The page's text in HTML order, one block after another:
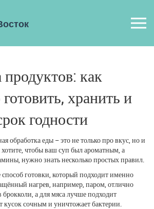
как
хранить и
годности
обработка еды – это не только про вкус, но и
чтобы ваш суп был ароматным, а
нужно знать несколько простых правил.
готовки, который подходит именно
нагрев, например, паром, отлично
а для мяса лучше подходит
кусок сочным и уничтожает бактерии.